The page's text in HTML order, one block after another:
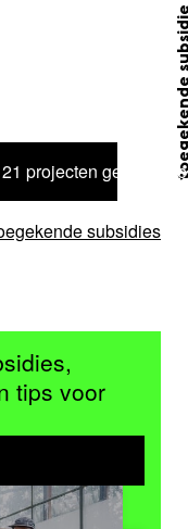
projecten
subsidies
tips voor